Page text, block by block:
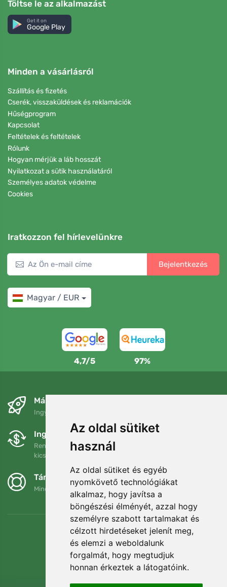
Az oldal sütiket
használ
Az oldal sütiket és egyéb
nyomkövető technológiákat
alkalmaz, hogy javítsa a
böngészési élményét, azzal hogy
személyre szabott tartalmakat és
célzott hirdetéseket jelenít meg,
és elemzi a weboldalunk
forgalmát, hogy megtudjuk
honnan érkeztek a látogatóink.
Töltse le az alkalmazást
Get it on
Google Play
Minden a vásárlásról
Szállítás és fizetés
Cserék, visszaküldések és reklamációk
Hűségprogram
Kapcsolat
Feltételek és feltételek
Rólunk
Hogyan mérjük a láb hosszát
Nyilatkozat a sütik használatáról
Személyes adatok védelme
Cookies
Iratkozzon fel hírlevelünkre
Bejelentkezés
Magyar / EUR
4,7/5 97%
Másnapra és ingyenesen
Ingyenes szállítás a következő összeg felett: 80 EUR
Ingyenes csere és visszaküldés
Rendelését 90 napon belül bármikor visszaküldheti vagy
kicserélheti.
Támogatjuk a Trees.org-ot
Minden megrendelésért ültetünk egy fát! Bővebben